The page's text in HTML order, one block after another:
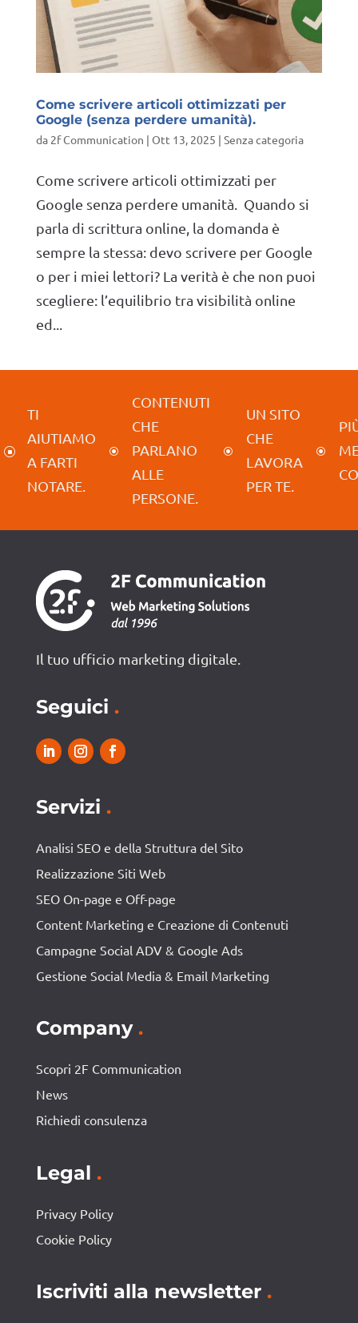
Come scrivere articoli ottimizzati per
Google (senza perdere umanità).
da 2f Communication | Ott 13, 2025 | Senza categoria
Come scrivere articoli ottimizzati per
Google senza perdere umanità. Quando si
parla di scrittura online, la domanda è
sempre la stessa: devo scrivere per Google
o per i miei lettori? La verità è che non puoi
scegliere: l’equilibrio tra visibilità online
ed...
]
TI
AIUTIAMO
A FARTI
NOTARE.
\
CONTENUTI
CHE
PARLANO
ALLE
PERSONE.
\
UN SITO
CHE
LAVORA
PER TE.
\
Il tuo ufficio marketing digitale.
Seguici .
Servizi .
Analisi SEO e della Struttura del Sito
Realizzazione Siti Web
SEO On-page e Off-page
Content Marketing e Creazione di Contenuti
Campagne Social ADV & Google Ads
Gestione Social Media & Email Marketing
Company .
Scopri 2F Communication
News
Richiedi consulenza
Legal .
Privacy Policy
Cookie Policy
Iscriviti alla newsletter .